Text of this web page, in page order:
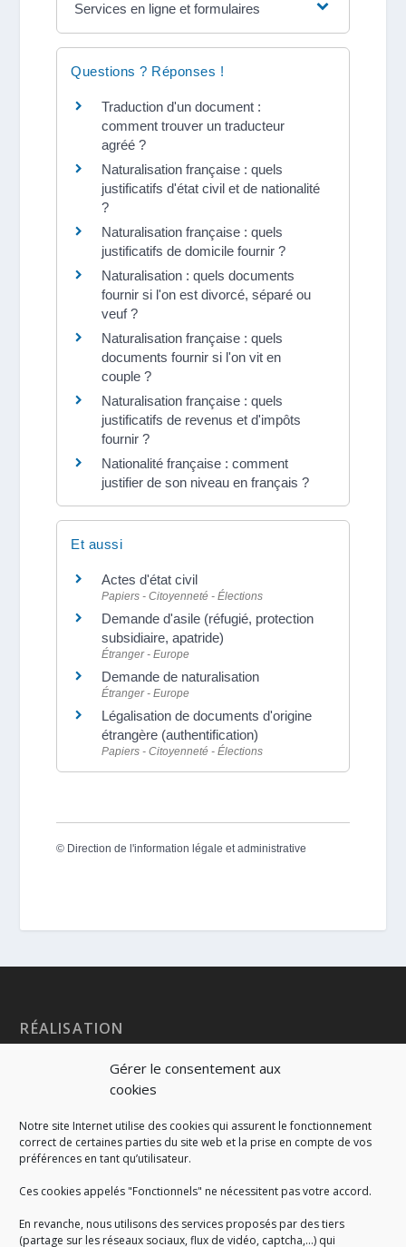
Gérer le consentement aux
cookies
Notre site Internet utilise des cookies qui assurent le fonctionnement
correct de certaines parties du site web et la prise en compte de vos
préférences en tant qu’utilisateur.
Ces cookies appelés "Fonctionnels" ne nécessitent pas votre accord.
En revanche, nous utilisons des services proposés par des tiers
(partage sur les réseaux sociaux, flux de vidéo, captcha,...) qui
Services en ligne et formulaires
Questions ? Réponses !
Traduction d'un document :
comment trouver un traducteur
agréé ?
Naturalisation française : quels
justificatifs d'état civil et de nationalité
?
Naturalisation française : quels
justificatifs de domicile fournir ?
Naturalisation : quels documents
fournir si l'on est divorcé, séparé ou
veuf ?
Naturalisation française : quels
documents fournir si l'on vit en
couple ?
Naturalisation française : quels
justificatifs de revenus et d'impôts
fournir ?
Nationalité française : comment
justifier de son niveau en français ?
Et aussi
Actes d'état civil
Papiers - Citoyenneté - Élections
Demande d'asile (réfugié, protection
subsidiaire, apatride)
Étranger - Europe
Demande de naturalisation
Étranger - Europe
Légalisation de documents d'origine
étrangère (authentification)
Papiers - Citoyenneté - Élections
© Direction de l'information légale et administrative
RÉALISATION